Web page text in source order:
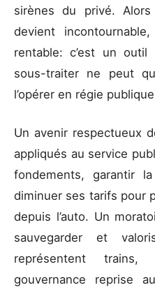
sirènes du privé.
devient
rentable: c’est un
sous-traiter ne peut
l’opérer en régie
Un avenir respectueux
appliqués au service
fondements, garantir
diminuer ses tarifs pour
depuis l’auto. Un
sauvegarder et
représentent
gouvernance reprise